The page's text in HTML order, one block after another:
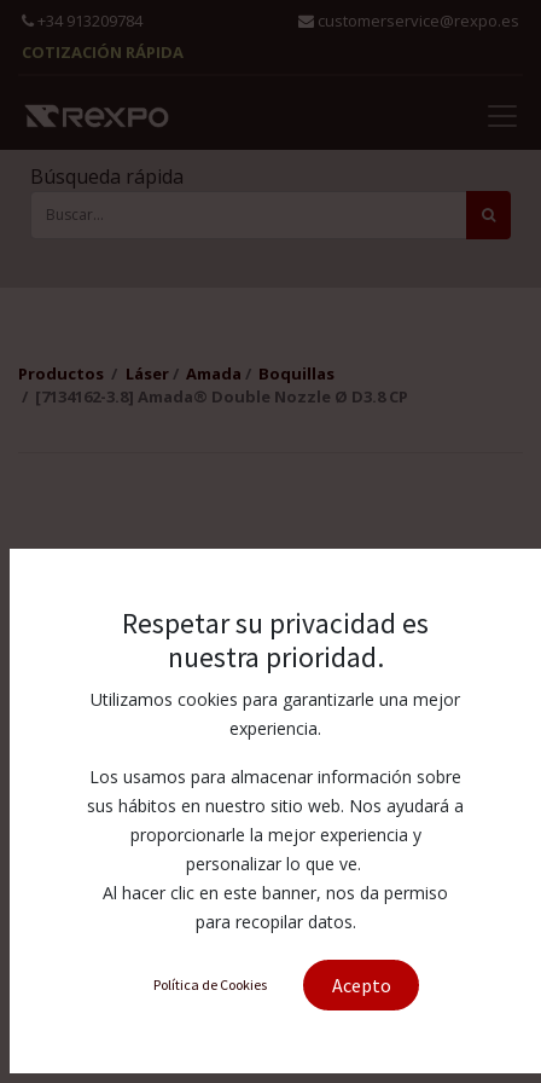
+34 913209784
customerservice@rexpo.es
COTIZACIÓN RÁPIDA
Búsqueda rápida
Productos Láser Amada
Boquillas
[7134162-3.8] Amada® Double Nozzle Ø D3.8 CP
[7134162-3.8] Amada® Double
Respetar su privacidad es
nuestra prioridad.
Utilizamos cookies para garantizarle una mejor
experiencia.
Los usamos para almacenar información sobre
sus hábitos en nuestro sitio web. Nos ayudará a
proporcionarle la mejor experiencia y
personalizar lo que ve.
Al hacer clic en este banner, nos da permiso
para recopilar datos.
Política de Cookies Acepto